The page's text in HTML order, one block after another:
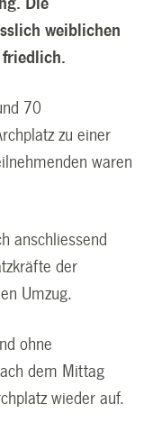
weiblichen
friedlich.
70
zu einer
waren
anschliessend
der
Umzug.
ohne
dem Mittag
wieder auf.